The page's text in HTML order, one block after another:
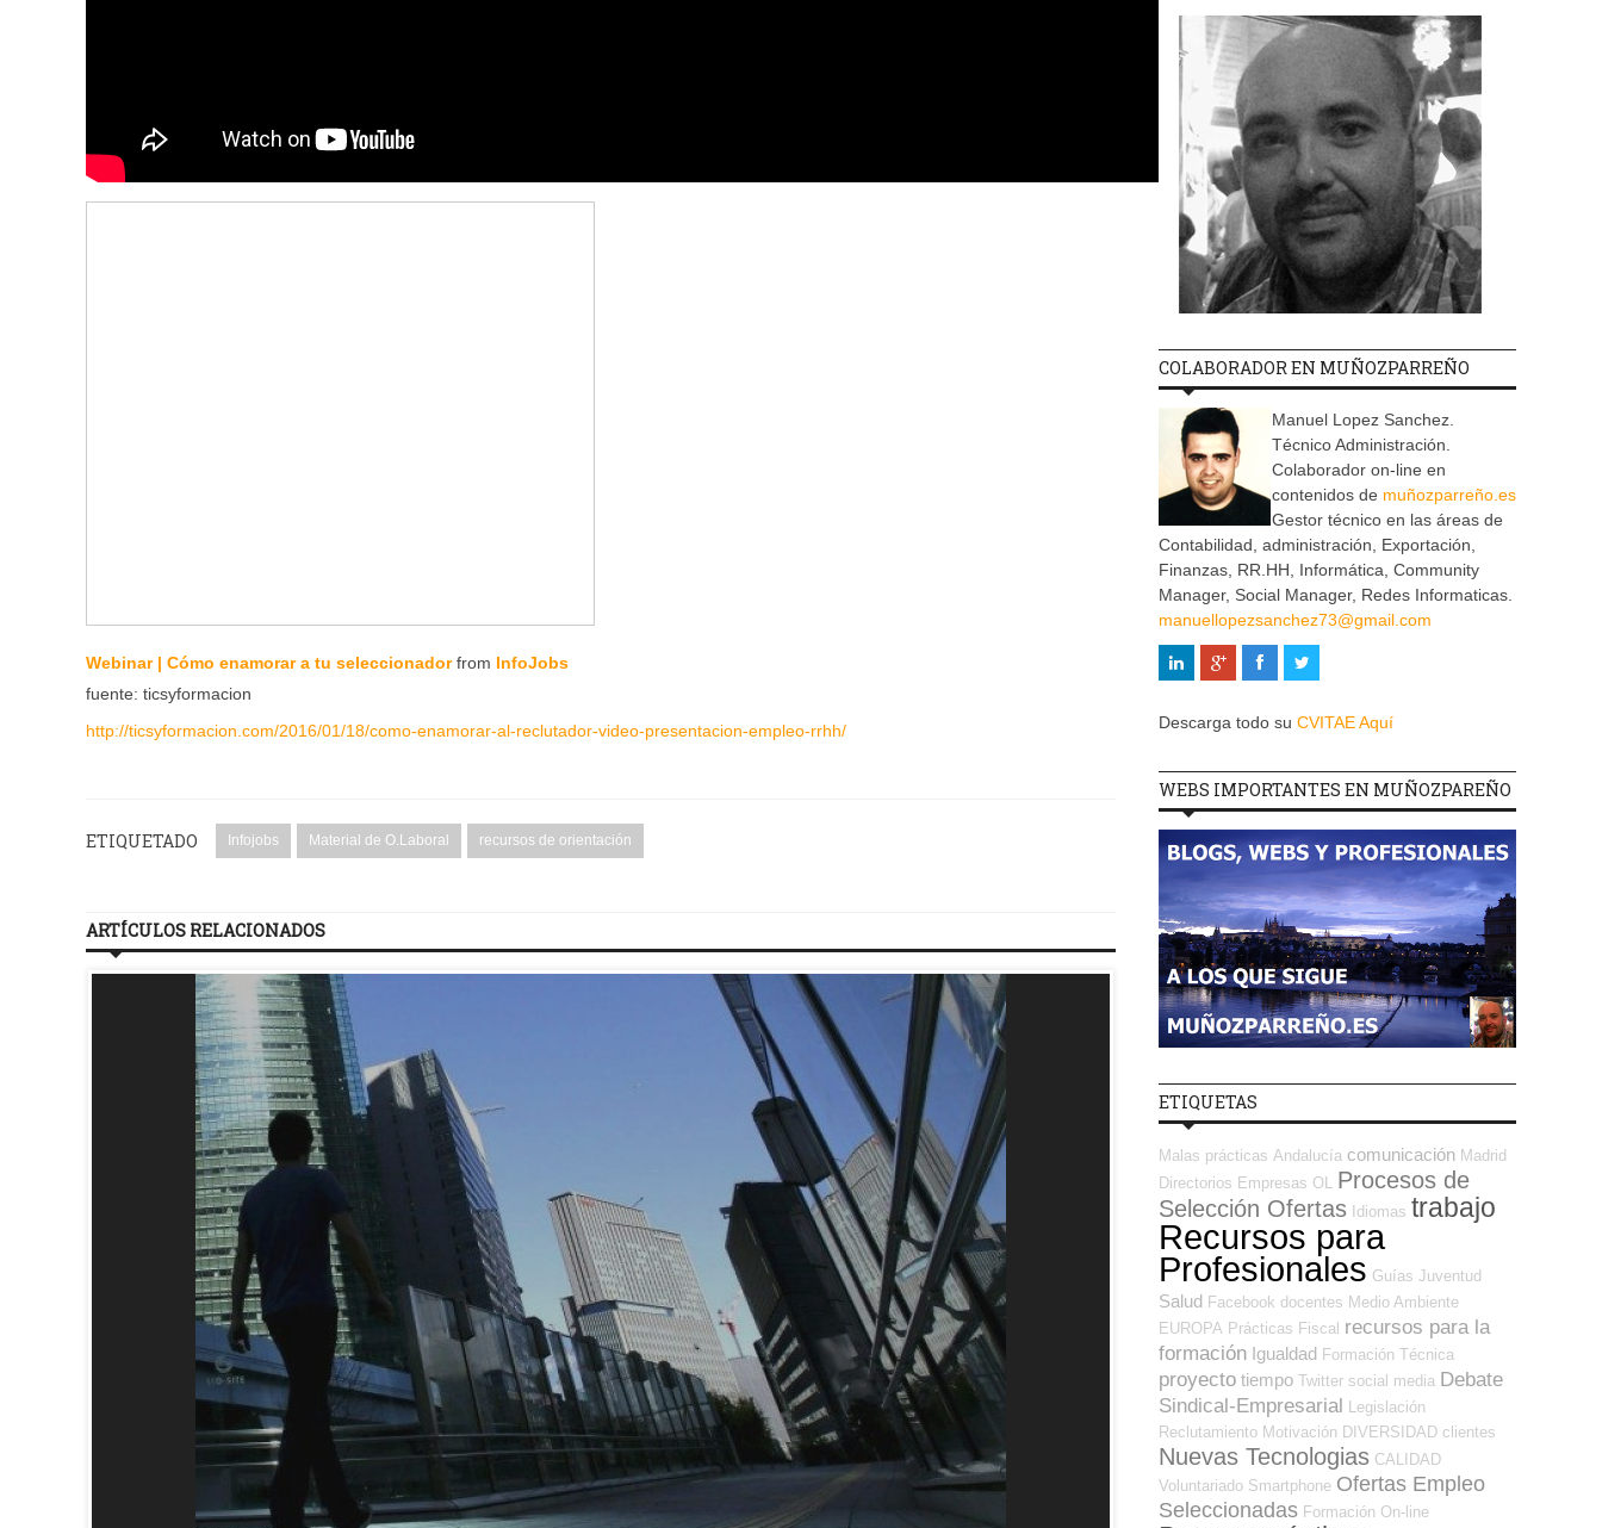
Webinar | Cómo enamorar a tu seleccionador from InfoJobs
fuente: ticsyformacion
http://ticsyformacion.com/2016/01/18/como-enamorar-al-reclutador-video-presentacion-empleo-rrhh/
ETIQUETADO Infojobs Material de O.Laboral recursos de orientación
ARTÍCULOS RELACIONADOS
COLABORADOR EN MUÑOZPARREÑO
Manuel Lopez Sanchez.
Técnico Administración.
Colaborador on-line en
contenidos de muñozparreño.es
Gestor técnico en las áreas de
Contabilidad, administración, Exportación,
Finanzas, RR.HH, Informática, Community
Manager, Social Manager, Redes Informaticas.
manuellopezsanchez73@gmail.com
Descarga todo su CVITAE Aquí
WEBS IMPORTANTES EN MUÑOZPAREÑO
ETIQUETAS
Malas prácticas Andalucía comunicación Madrid
Directorios Empresas OL
Procesos de
Selección Ofertas Idiomas trabajo
Recursos para
Profesionales Guías Juventud
Salud Facebook docentes Medio Ambiente
EUROPA Prácticas Fiscal recursos para la
formación Igualdad Formación Técnica
proyecto tiempo Twitter social media Debate
Sindical-Empresarial
Legislación
Reclutamiento Motivación DIVERSIDAD clientes
Nuevas Tecnologias CALIDAD
Voluntariado Smartphone Ofertas Empleo
Seleccionadas Formación On-line